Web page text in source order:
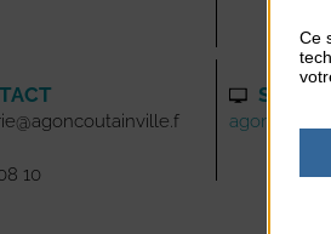
10
SITE
Ce